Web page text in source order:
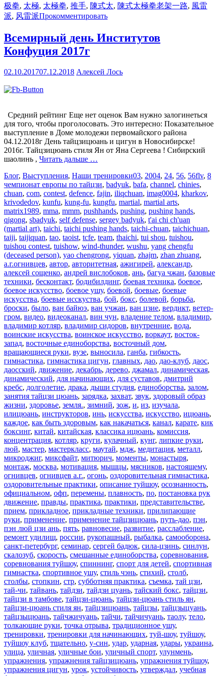
极拳, 太極, 太極拳, 推手, 陳式太, 陳式太極拳老架一路, 風雷
派, 风雷派Прокомментировать
Всемирный день Институтов
Конфуция 2017г
02.10.201707.12.2018 Алексей Лось
Средний рейтинг Еще нет оценок Вам нужно залогинеться
для того, чтобы проголосовать. Это интересно: Показательное
выступление в Доме молодежи первомайского района
04.12.2018г День тайцзицюань и цигун в Новосибирске!
2016г. Тайцзицюань стиля Ян от Яна Сергеева ! Cибирский
шаолинь , Читать дальше …
Блог, Выступления, Наши тренировки03, 2004, 24, 56, 56flv, 8
чемпионат европы по тайцзи, badyuk, bafa, channel, chinies,
chuan, com, contest, defence, fajin, iliqchuan, imag0004, kharkov,
krivodedov, kunfu, kung-fu, kungfu, martial, martial arts,
matrix1989, mma, mmm, pushhands, pushing, pushing hands,
qigong, sbadyuk, self defense, sergey badyuk, t'ai chi ch'uan
(martial art), taichi, taichi pushing hands, taichi-chuan, taichichuan,
taiji, taijiquan, tao, taoist, tcfe, team, thaichi, tui shou, tuishou,
tuishou contest, tuishow, wind-thunder, wushu, yang chengfu
(deceased person), yao chengrong, yiquan, zhajm, zhan zhuang,
а.г.огнивцев, автор, авторитетная, ажигирей, александр,
алексей сощенко, андрей вислобоков, ань, багуа чжан, базовые
техники, бесконтакт, бодибилдинг, боевая техника, боевое,
боевое искусство, боевое ушу, боевой, боевые, боевые
искусства, боевые исскуства, бой, бокс, болевой, борьба,
броски, было, ван байюэ, ван учжан, ван цзие, вердикт, ветер-
гром, видео, видеоканал, вин чун, владение телом, владимир,
владимир котляр, владимир сидоров, внутренние, вода,
воинские искусства, воинское искусство, воркаут, восток-
запад, восточные единоборства, восточный дом,
вращающиеся руки, вузе, выносила, ганба, гибкость,
гимнастика, гимнастика цигун, главных, дао, дао-клуб, даос,
даосский, движение, декабрь, дерево, джамал, динамическая,
динамический, для начинающих, для суставов, дмитрий
кребс, долголетие, драка, дыши студия, единоборства, залом,
занятия тайцзи цюань, зарядка, захват, звук, здоровый образ
жизни, здоровье, земля., зимний, зож, и, из, изучала,
илицюань, инструкторов, инь, искусства, искусство, ицюань,
каждое, как быть здоровым, как накачаться, канал, карате, кик
боксинг, китай, китайская, классика ицюань, комиссия,
концентрация, котляр, круги, кулачный, кунг, липкие руки,
люй, мастер, мастеркласс, маутай, мдж, медитация, металл,
микроджиг, миксфайт, митюрич, моменты, монастыря,
монтаж, москва, мотивация, мышцы, мясников, настоящему,
огнивцев, огнивцев а.г., огонь, оздоровительная гимнастика,
оздоровительные практики, описание туйшоу, осознанность,
официальном, офп, перемены, плавность, по, постановка рук
движение, правды, практика, практики, представительстве,
прием, прикладное, прикладные техники, прилипающие
руки, применение, применение тайцзицюань, путь-дао, пэн,
пэн люй цзи ань, пять, равновесие, развитие, расслабление,
ремонт удилищ, россии, рукопашный, рыбалка, самооборона,
санкт-петербург, семинар, сергей бадюк, сила-цзинь, синлун,
скалозуб, скорость, смешанные единоборства, соревнования,
соревнования туйшоу, спиннинг, спорт для детей, спортивная
гимнастка, спортивное ушу, стиль чэнь, стихий, столб,
столбы, стопкин, стр, субботняя практика, съемка, тай цзи,
тай-чи, тайвань, тайдзи, тайдзи цуань, тайский бокс, тайцзи,
тайцзи в тамбове, тайцзи-цюань, тайцзи-цюань стиль ян,
тайцзи-цюань стиля ян, тайцзицюань, тайцзы, тайцзыцуань,
тайцзыцюань, тайчжичуань, тайчи, тайчичуань, таолу, тело,
толкающие руки, точка отрыва, традиционное ушу,
тренировки, тренировки для начинающих, туй-шоу, туйшоу,
туйшоу клуб, тщательно, у-син, удар, ударная, удары, украина,
улица, уличная, уличные бои, уличный спорт, улунмень,
упражнения, упражнения тайцзицюань, упражнения туйшоу,
упражнения цигун, урок, устойчивость, утверждал, учебная